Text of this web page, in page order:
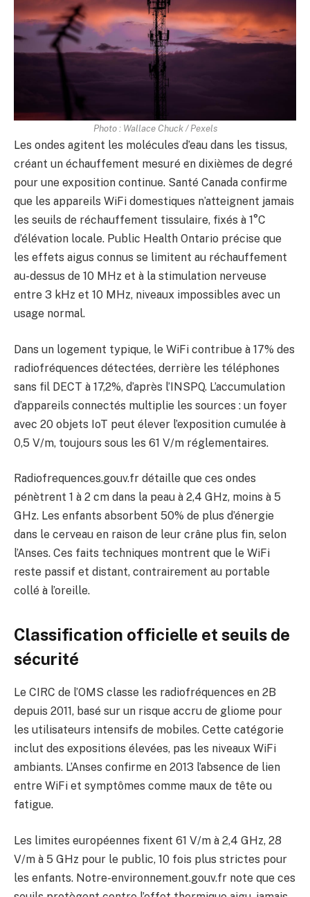
Photo : Wallace Chuck / Pexels
Les ondes agitent les molécules d’eau dans les tissus,
créant un échauffement mesuré en dixièmes de degré
pour une exposition continue. Santé Canada confirme
que les appareils WiFi domestiques n’atteignent jamais
les seuils de réchauffement tissulaire, fixés à 1°C
d’élévation locale. Public Health Ontario précise que
les effets aigus connus se limitent au réchauffement
au-dessus de 10 MHz et à la stimulation nerveuse
entre 3 kHz et 10 MHz, niveaux impossibles avec un
usage normal.
Dans un logement typique, le WiFi contribue à 17% des
radiofréquences détectées, derrière les téléphones
sans fil DECT à 17,2%, d’après l’INSPQ. L’accumulation
d’appareils connectés multiplie les sources : un foyer
avec 20 objets IoT peut élever l’exposition cumulée à
0,5 V/m, toujours sous les 61 V/m réglementaires.
Radiofrequences.gouv.fr détaille que ces ondes
pénètrent 1 à 2 cm dans la peau à 2,4 GHz, moins à 5
GHz. Les enfants absorbent 50% de plus d’énergie
dans le cerveau en raison de leur crâne plus fin, selon
l’Anses. Ces faits techniques montrent que le WiFi
reste passif et distant, contrairement au portable
collé à l’oreille.
Classification officielle et seuils de
sécurité
Le CIRC de l’OMS classe les radiofréquences en 2B
depuis 2011, basé sur un risque accru de gliome pour
les utilisateurs intensifs de mobiles. Cette catégorie
inclut des expositions élevées, pas les niveaux WiFi
ambiants. L’Anses confirme en 2013 l’absence de lien
entre WiFi et symptômes comme maux de tête ou
fatigue.
Les limites européennes fixent 61 V/m à 2,4 GHz, 28
V/m à 5 GHz pour le public, 10 fois plus strictes pour
les enfants. Notre-environnement.gouv.fr note que ces